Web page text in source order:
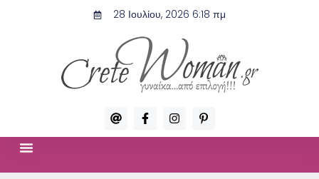
28 Ιουλίου, 2026 6:18 πμ
A
t
F
a
c
I
n
s
P
i
n